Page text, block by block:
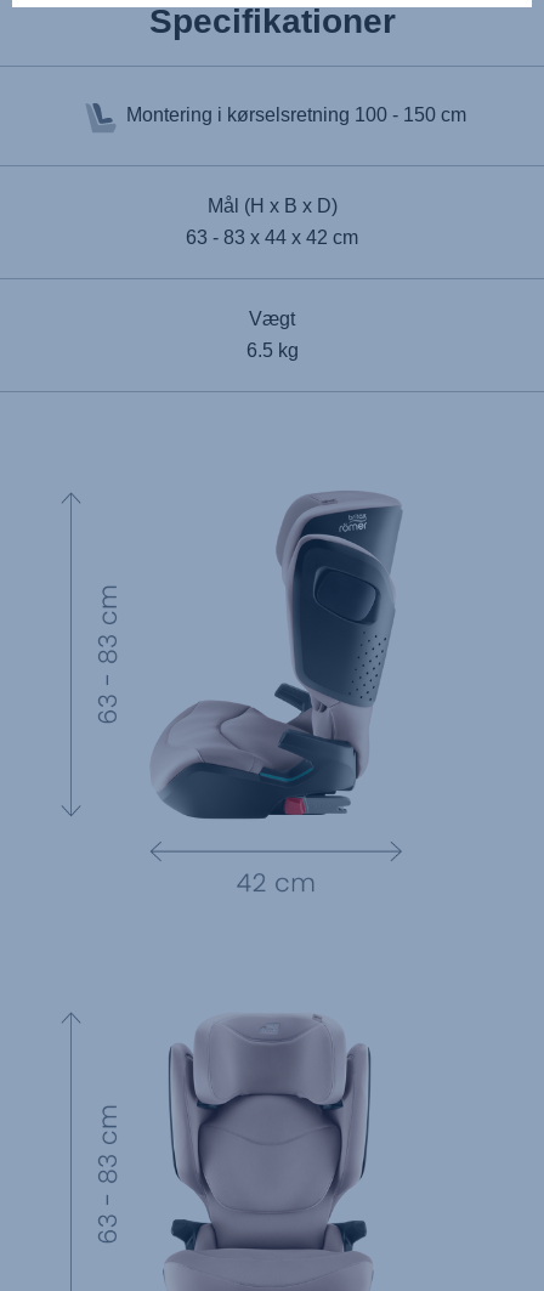
Specifikationer
Montering i kørselsretning 100 - 150 cm
Mål (H x B x D)
63 - 83 x 44 x 42 cm
Vægt
6.5 kg